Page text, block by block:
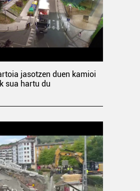
jasotzen duen kamioi
sua hartu du